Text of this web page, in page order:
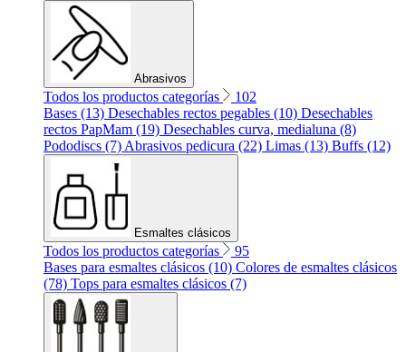
Abrasivos
Todos los productos categorías
102
Bases (13) Desechables rectos pegables (10) Desechables
rectos PapMam (19) Desechables curva, medialuna (8)
Pododiscs (7) Abrasivos pedicura (22) Limas (13) Buffs (12)
Esmaltes clásicos
Todos los productos categorías
95
Bases para esmaltes clásicos (10) Colores de esmaltes clásicos
(78) Tops para esmaltes clásicos (7)